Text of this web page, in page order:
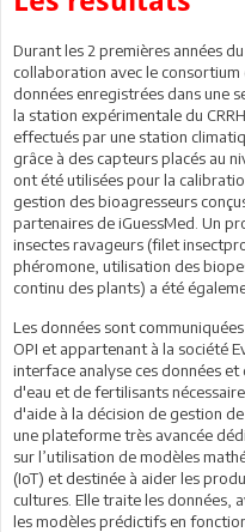
Durant les 2 premières années
collaboration avec le
données enregistrées dans une
la station expérimentale du
effectués par une station
grâce à des capteurs placés au
ont été utilisées pour la
gestion des bioagresseurs
partenaires de iGuessMed. Un
insectes ravageurs (filet
phéromone, utilisation des
continu des plants) a été
Les données sont
OPI et appartenant à la société
interface analyse ces données
d'eau et de fertilisants
d'aide à la décision de gestion
une plateforme très avancée
sur l’utilisation de modèles
(IoT) et destinée à aider les
cultures. Elle traite les données,
les modèles prédictifs en